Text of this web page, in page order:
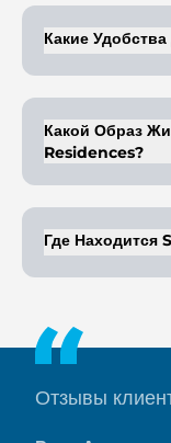
собственными
береговой линии
Джумейра.
Какие
зал, рестораны и
Какой Образ
Residences?
частными
развлекательным
Где Находится
Отзывы